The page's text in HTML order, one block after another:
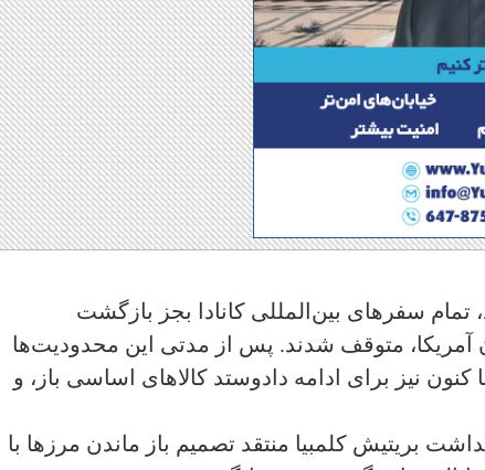
تمام سفرهای بین‌المللی کانادا بجز بازگشت
آمریکا، متوقف شدند. پس از مدتی این محدودیت‌ها
کنون نیز برای ادامه دادوستد کالاهای اساسی باز، و
بریتیش کلمبیا منتقد تصمیم باز ماندن مرزها با